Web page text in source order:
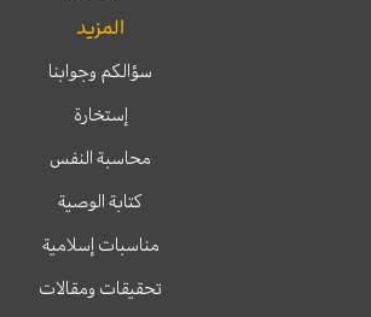
المزيد
سؤالكم وجوابنا
إستخارة
محاسبة النفس
كتابة الوصية
مناسبات إسلامية
تحقيقات ومقالات